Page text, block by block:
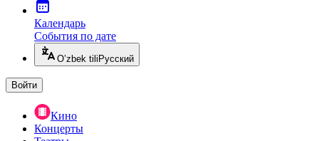
Календарь
События по дате
O’zbek tili Русский
Войти
Кино
Концерты